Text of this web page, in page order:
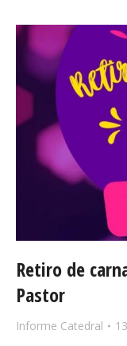
Retiro de
Pastor
Informe Catedral